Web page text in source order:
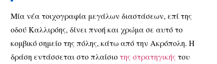
Μία νέα τοιχογραφία μεγάλων διαστάσεων, επί της
οδού Καλλιρόης, δίνει πνοή και χρώμα σε αυτό το
κομβικό σημείο της πόλης, κάτω από την Ακρόπολη. Η
δράση εντάσσεται στο πλαίσιοτης στρατηγικής του